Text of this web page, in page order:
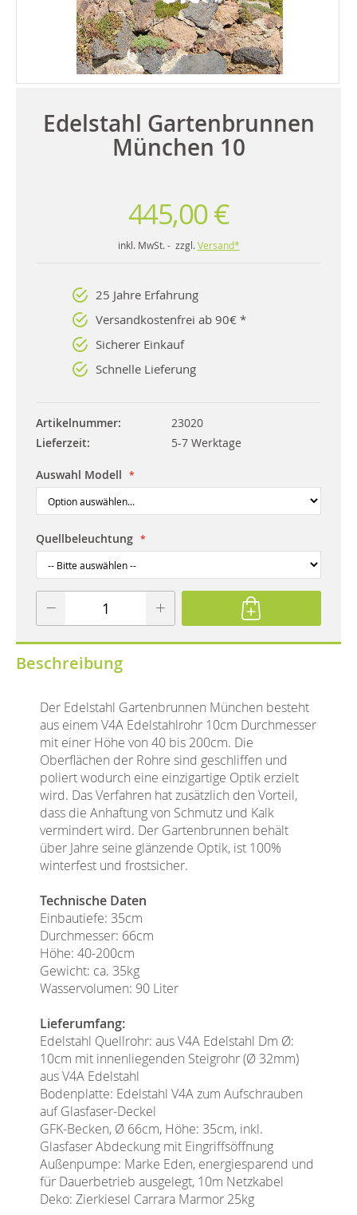
Edelstahl Gartenbrunnen
München 10
445,00 €
inkl. MwSt. - zzgl. Versand*
25 Jahre Erfahrung
Versandkostenfrei ab 90€ *
Sicherer Einkauf
Schnelle Lieferung
Artikelnummer
23020
Lieferzeit
5-7 Werktage
Auswahl Modell
Quellbeleuchtung
Beschreibung
Der Edelstahl Gartenbrunnen München besteht
aus einem V4A Edelstahlrohr 10cm Durchmesser
mit einer Höhe von 40 bis 200cm. Die
Oberflächen der Rohre sind geschliffen und
poliert wodurch eine einzigartige Optik erzielt
wird. Das Verfahren hat zusätzlich den Vorteil,
dass die Anhaftung von Schmutz und Kalk
vermindert wird. Der Gartenbrunnen behält
über Jahre seine glänzende Optik, ist 100%
winterfest und frostsicher.
Technische Daten
Einbautiefe: 35cm
Durchmesser: 66cm
Höhe: 40-200cm
Gewicht: ca. 35kg
Wasservolumen: 90 Liter
Lieferumfang:
Edelstahl Quellrohr: aus V4A Edelstahl Dm Ø:
10cm mit innenliegenden Steigrohr (Ø 32mm)
aus V4A Edelstahl
Bodenplatte: Edelstahl V4A zum Aufschrauben
auf Glasfaser-Deckel
GFK-Becken, Ø 66cm, Höhe: 35cm, inkl.
Glasfaser Abdeckung mit Eingriffsöffnung
Außenpumpe: Marke Eden, energiesparend und
für Dauerbetrieb ausgelegt, 10m Netzkabel
Deko: Zierkiesel Carrara Marmor 25kg